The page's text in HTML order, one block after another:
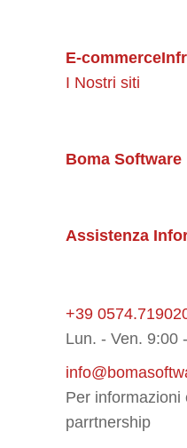
E-commerce
I Nostri siti
Boma Software
Assistenza
+39
Lun. - Ven. 9:00
Per informazioni
parrtnership